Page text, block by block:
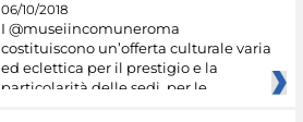
06/10/2018
I @museiincomuneroma
costituiscono un’offerta culturale varia
ed eclettica per il prestigio e la
particolarità delle sedi, per le